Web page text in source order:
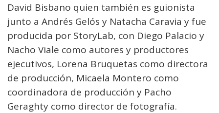
David Bisbano quien también es guionista
junto a Andrés Gelós y Natacha Caravia y fue
producida por StoryLab, con Diego Palacio y
Nacho Viale como autores y productores
ejecutivos, Lorena Bruquetas como directora
de producción, Micaela Montero como
coordinadora de producción y Pacho
Geraghty como director de fotografía.